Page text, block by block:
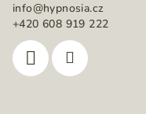
info@hypnosia.cz
+420 608 919 222